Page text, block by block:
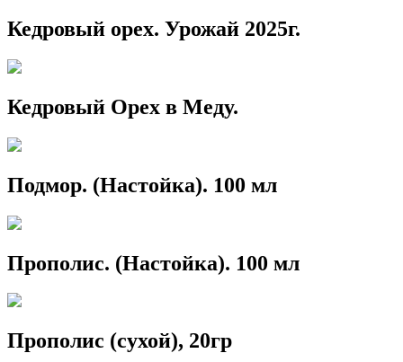
Кедровый орех. Урожай 2025г.
Кедровый Орех в Меду.
Подмор. (Настойка). 100 мл
Прополис. (Настойка). 100 мл
Прополис (сухой), 20гр